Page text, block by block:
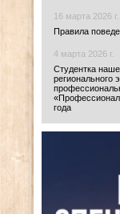
16 марта 2026 г.
Правила
4 марта 2026 г.
Студентка
регионального
года